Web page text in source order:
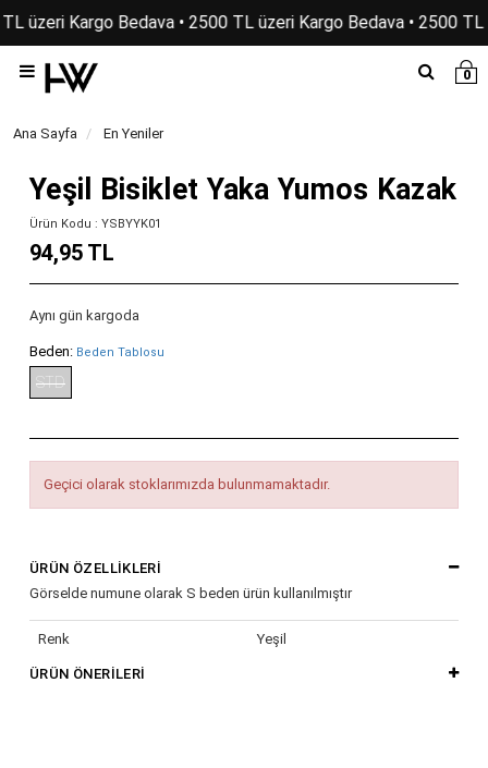
üzeri Kargo Bedava • 2500 TL üzeri Kargo Bedava • 2500
0
Ana Sayfa En Yeniler
Yeşil Bisiklet Yaka Yumos Kazak
Ürün Kodu : YSBYYK01
94,95 TL
Aynı gün kargoda
Beden: Beden Tablosu
STD
Geçici olarak stoklarımızda bulunmamaktadır.
ÜRÜN ÖZELLIKLERI
Görselde numune olarak S beden ürün kullanılmıştır
Renk Yeşil
ÜRÜN ÖNERILERI